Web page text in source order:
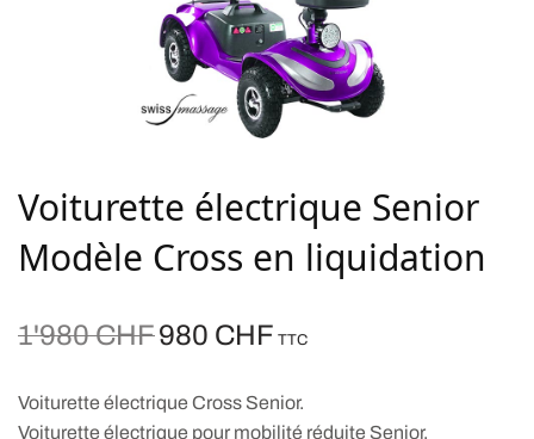
Voiturette électrique Senior
Modèle Cross en liquidation
1'980CHF Le prix
1'980 CHF.
980 CHF
980 CHF.
TTC
Voiturette électrique Cross Senior.
Voiturette électrique pour mobilité réduite Senior.